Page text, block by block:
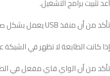
أعد تثبيت برامج التشغيل.
تأكد من أن منفذ USB يعمل بشكل صحيح.
إذا كانت الطابعة لا تظهر في الشبكة
تأكد من أن الواي فاي مفعل في